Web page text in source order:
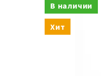
В наличии
Хит